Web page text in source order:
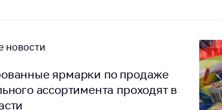
новости
ярмарки по продаже
ассортимента проходят в